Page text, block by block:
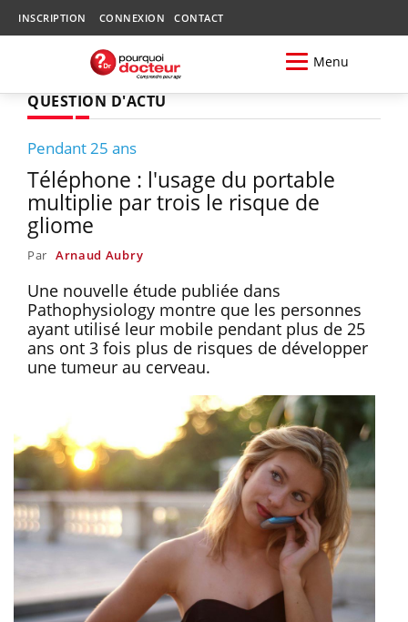
INSCRIPTION CONNEXION CONTACT
Menu
QUESTION D'ACTU
Pendant 25 ans
Téléphone : l'usage du portable
multiplie par trois le risque de
gliome
Par Arnaud Aubry
Une nouvelle étude publiée dans
Pathophysiology montre que les personnes
ayant utilisé leur mobile pendant plus de 25
ans ont 3 fois plus de risques de développer
une tumeur au cerveau.